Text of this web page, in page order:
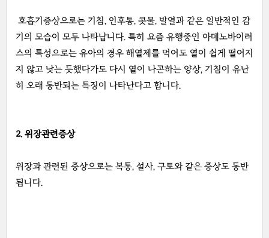
호흡기증상으로는 기침, 인후통, 콧물, 발열과 같은 일반적인 감
기의 모습이 모두 나타납니다. 특히 요즘 유행중인 아데노바이러
스의 특성으로는 유아의 경우 해열제를 먹어도 열이 쉽게 떨어지
지 않고 낫는 듯했다가도 다시 열이 나곤하는 양상, 기침이 유난
히 오래 동반되는 특징이 나타난다고 합니다.
2. 위장관련증상
위장과 관련된 증상으로는 복통, 설사, 구토와 같은 증상도 동반
됩니다.